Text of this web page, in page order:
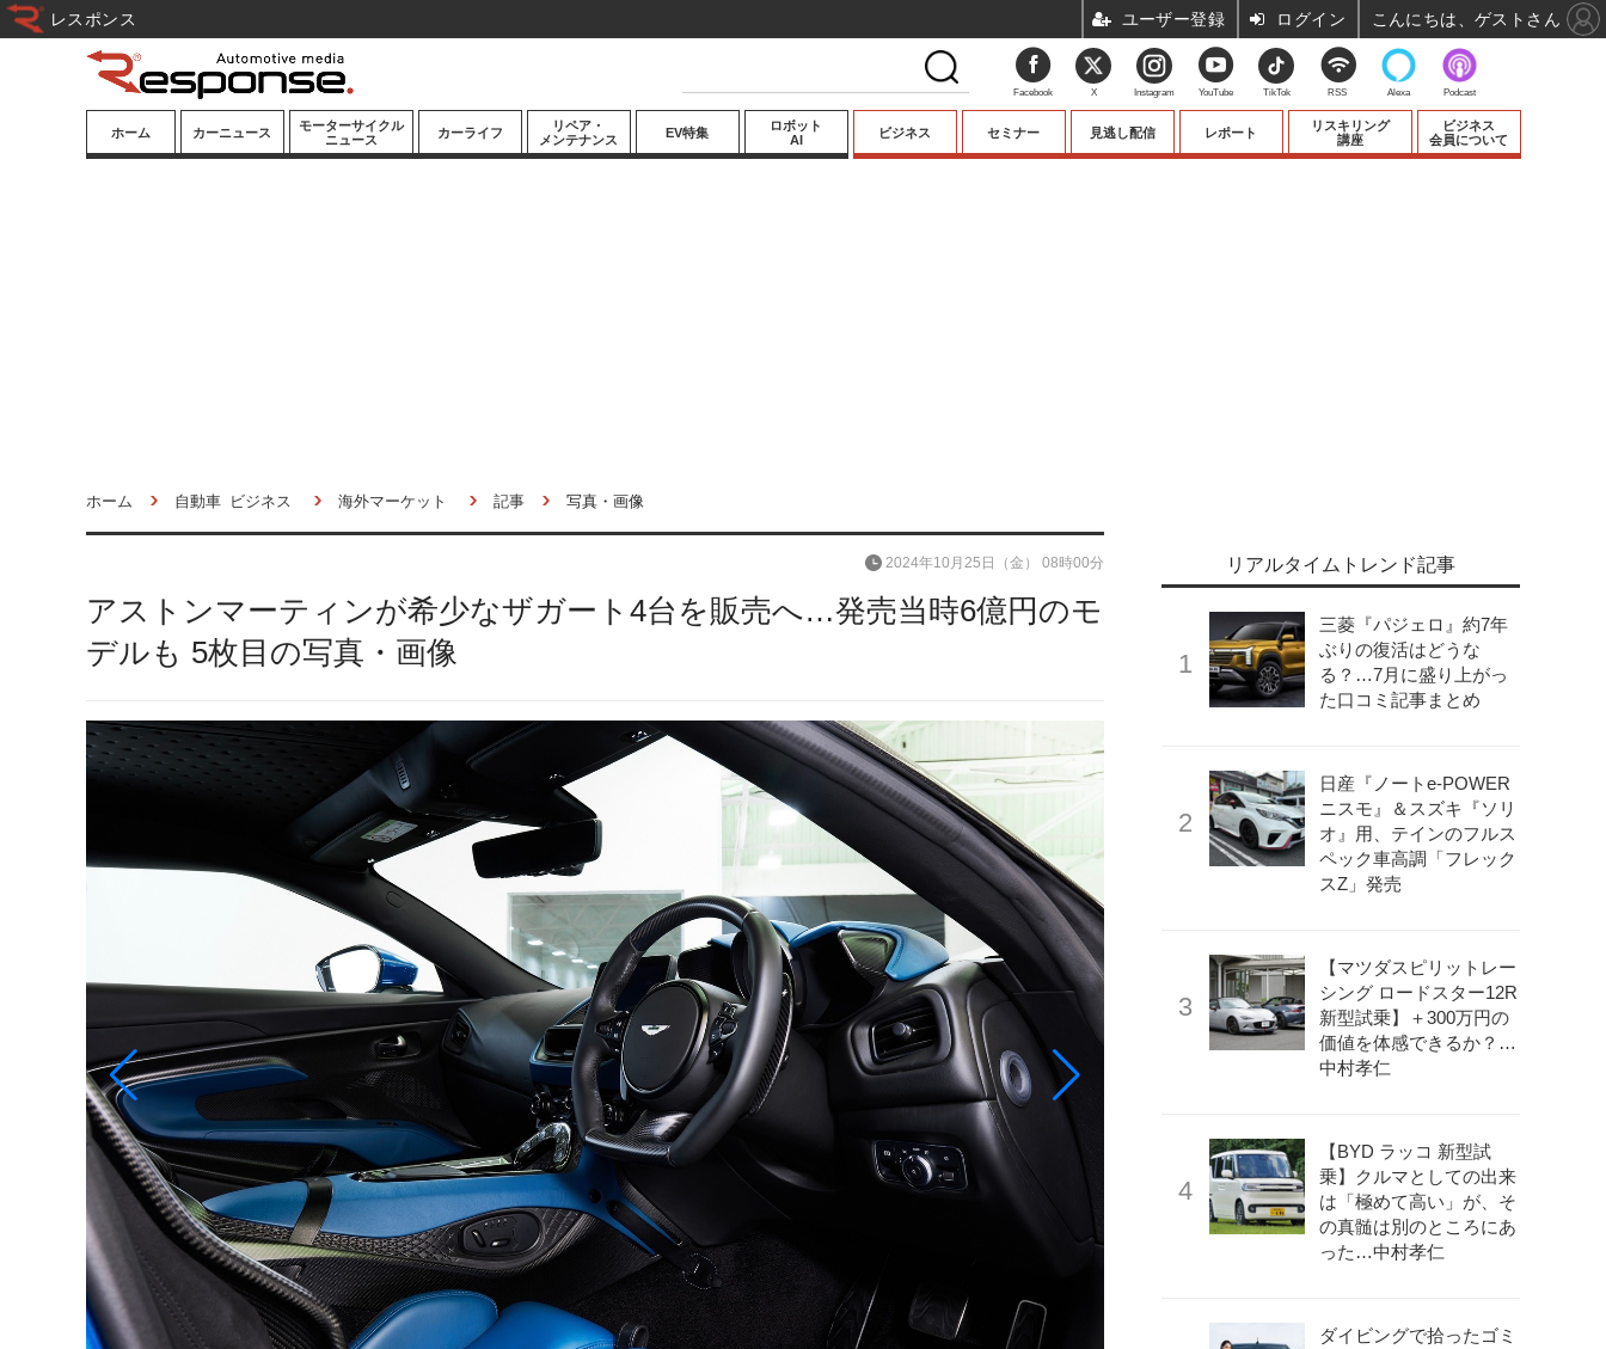
ホーム カーニュース
モーターサイクル
ニュース
カーライフ
リペア・
メンテナンス
EV特集
ロボット
AI
ビジネス セミナー 見逃し配信 レポート
リスキリング
講座
ビジネス
会員について
ホーム 自動車 ビジネス 海外マーケット 記事 写真・画像
アストンマーティンが希少なザガート4台を販売へ…発売当時6億円のモ
デルも 5枚目の写真・画像
2024年10月25日（金） 08時00分 リアルタイムトレンド記事
三菱『パジェロ』約7年
ぶりの復活はどうな
る？…7月に盛り上がっ
た口コミ記事まとめ
日産『ノートe-POWER
ニスモ』＆スズキ『ソリ
オ』用、テインのフルス
ペック車高調「フレック
スZ」発売
【マツダスピリットレー
シング ロードスター12R
新型試乗】＋300万円の
価値を体感できるか？…
中村孝仁
【BYD ラッコ 新型試
乗】クルマとしての出来
は「極めて高い」が、そ
の真髄は別のところにあ
った…中村孝仁
ダイビングで拾ったゴミ
Facebook X Instagram YouTube TikTok RSS Alexa Podcast
レスポンス ユーザー登録 ログイン こんにちは、ゲストさん